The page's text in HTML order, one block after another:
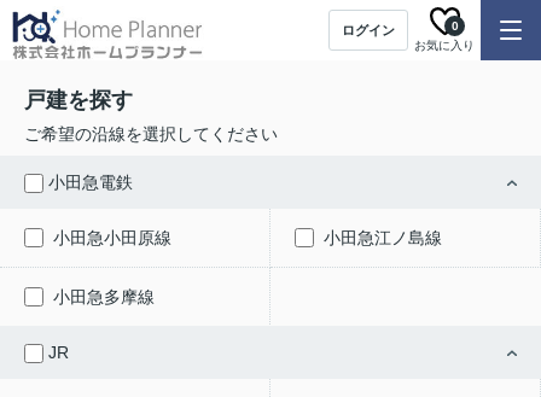
ログイン
お気に入り
0
戸建を探す
ご希望の沿線を選択してください
小田急電鉄
小田急小田原線 小田急江ノ島線
小田急多摩線
JR